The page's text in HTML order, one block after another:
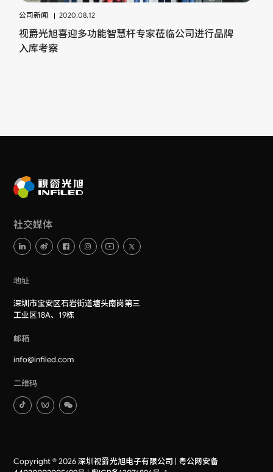
公司新闻 2020.08.12
视爵光旭喜迎多功能智慧杆专家莅临公司进行品牌
入库考察
社交媒体
地址
深圳市宝安区石岩街道塘头南岗第三
工业区18A、19栋
邮箱
info@infiled.com
二维码
Copyright © 2026 深圳视爵光旭电子有限公司 | 粤公网安备